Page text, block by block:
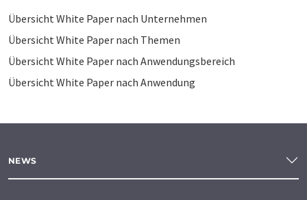
Übersicht White Paper nach Unternehmen
Übersicht White Paper nach Themen
Übersicht White Paper nach Anwendungsbereich
Übersicht White Paper nach Anwendung
NEWS